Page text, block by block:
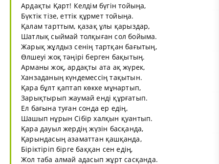
Ардақты Қарт! Келдім бүгін тойыңа,
Бүктік тізе, еттік құрмет тойыңа.
Қалам тарттым, қазақ ұлы қарыздар,
Шатлық сыймай толқыған сол бойыма.
Жарық жұлдыз сенің тартқан бағытың,
Өлшеуі жоқ тәңірі берген бақытың.
Арманы жоқ, ардақты ата ақ жүрек,
Ханзаданың күндемессің тақытын.
Қара бұлт қаптап көкке мұнартып,
Зарықтырып жаумай енді құрғатып.
Ел бағына туған сонда ер едің,
Шашып нұрын Сібір халқын қуантып.
Қара дауыл жердің жүзін басқанда,
Қарындасың азаматтан қашқанда,
Біріктіріп бірге баққан сен едің,
Жол таба алмай адасып жұрт сасқанда.